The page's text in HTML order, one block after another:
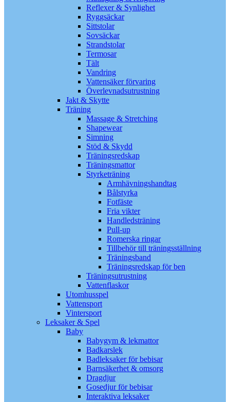
Reflexer & Synlighet
Ryggsäckar
Sittstolar
Sovsäckar
Strandstolar
Termosar
Tält
Vandring
Vattensäker förvaring
Överlevnadsutrustning
Jakt & Skytte
Träning
Massage & Stretching
Shapewear
Simning
Stöd & Skydd
Träningsredskap
Träningsmattor
Styrketräning
Armhävningshandtag
Bålstyrka
Fotfäste
Fria vikter
Handledsträning
Pull-up
Romerska ringar
Tillbehör till träningsställning
Träningsband
Träningsredskap för ben
Träningsutrustning
Vattenflaskor
Utomhusspel
Vattensport
Vintersport
Leksaker & Spel
Baby
Babygym & lekmattor
Badkarslek
Badleksaker för bebisar
Barnsäkerhet & omsorg
Dragdjur
Gosedjur för bebisar
Interaktiva leksaker